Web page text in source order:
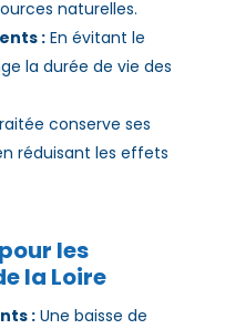
naturelles.
:En évitant le
la durée de vie des
conserve ses
réduisant les effets
les
la Loire
:Une baisse de